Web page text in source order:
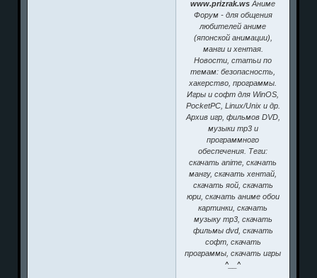
www.prizrak.ws Аниме
Форум - для общения
любителей аниме
(японской анимации),
манги и хентая.
Новости, статьи по
темам: безопасность,
хакерство, программы.
Игры и софт для WinOS,
PocketPC, Linux/Unix и др.
Архив игр, фильмов DVD,
музыки mp3 и
программного
обеспечения. Теги:
скачать anime, скачать
мангу, скачать хентай,
скачать яой, скачать
юри, скачать аниме обои
картинки, скачать
музыку mp3, скачать
фильмы dvd, скачать
софт, скачать
программы, скачать игры
^__^